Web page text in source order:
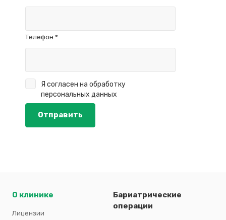
Телефон *
Я согласен на обработку
персональных данных
О клинике
Лицензии
Бариатрические
операции